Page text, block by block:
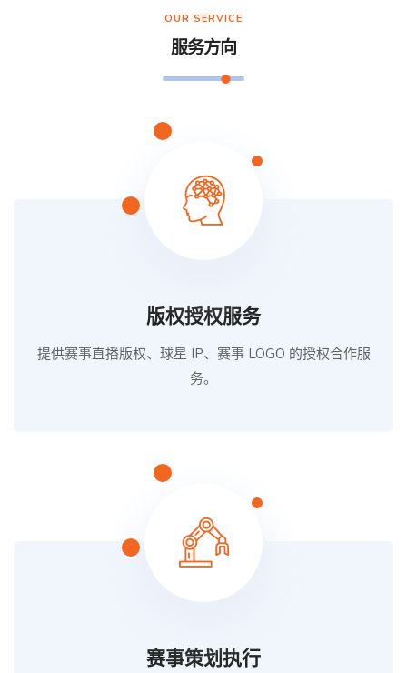
OUR SERVICE
服务方向
版权授权服务
提供赛事直播版权、球星 IP、赛事 LOGO 的授权合作服
务。
赛事策划执行